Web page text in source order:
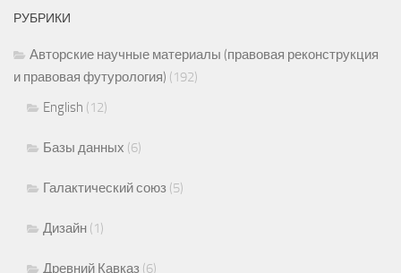
РУБРИКИ
Авторские научные материалы (правовая реконструкция
и правовая футурология) (192)
English (12)
Базы данных (6)
Галактический союз (5)
Дизайн (1)
Древний Кавказ (6)